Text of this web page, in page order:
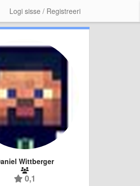
Logi sisse / Registreeri
Wittberger
0,1